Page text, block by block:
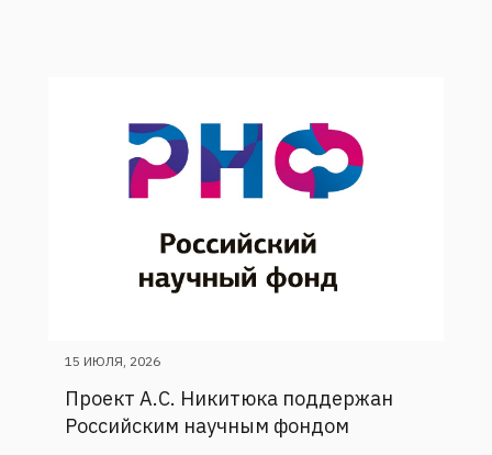
15 ИЮЛЯ, 2026
Проект А.С. Никитюка поддержан
Российским научным фондом